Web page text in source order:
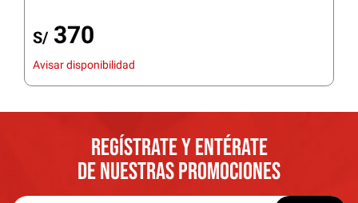
S/ 370
Avisar disponibilidad
REGÍSTRATE Y ENTÉRATE
DE NUESTRAS PROMOCIONES